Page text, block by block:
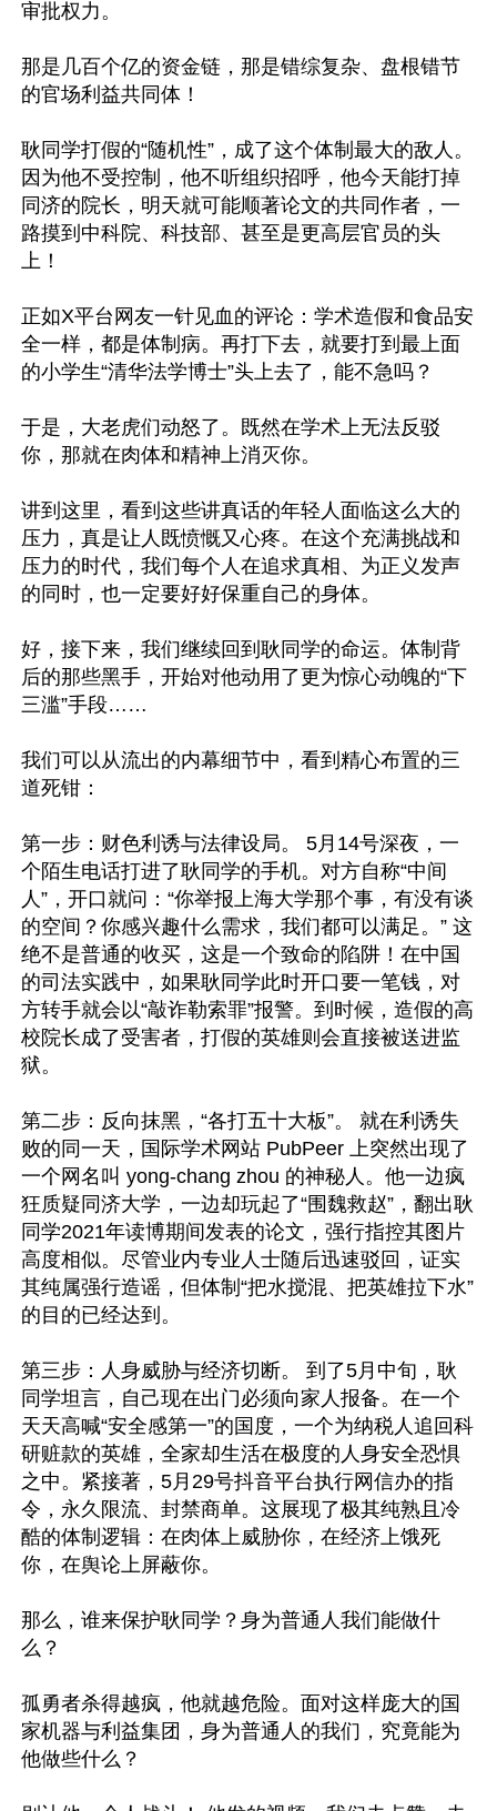
审批权力。
那是几百个亿的资金链，那是错综复杂、盘根错节
的官场利益共同体！
耿同学打假的“随机性”，成了这个体制最大的敌人。
因为他不受控制，他不听组织招呼，他今天能打掉
同济的院长，明天就可能顺著论文的共同作者，一
路摸到中科院、科技部、甚至是更高层官员的头
上！
正如X平台网友一针见血的评论：学术造假和食品安
全一样，都是体制病。再打下去，就要打到最上面
的小学生“清华法学博士”头上去了，能不急吗？
于是，大老虎们动怒了。既然在学术上无法反驳
你，那就在肉体和精神上消灭你。
讲到这里，看到这些讲真话的年轻人面临这么大的
压力，真是让人既愤慨又心疼。在这个充满挑战和
压力的时代，我们每个人在追求真相、为正义发声
的同时，也一定要好好保重自己的身体。
好，接下来，我们继续回到耿同学的命运。体制背
后的那些黑手，开始对他动用了更为惊心动魄的“下
三滥”手段……
我们可以从流出的内幕细节中，看到精心布置的三
道死钳：
第一步：财色利诱与法律设局。 5月14号深夜，一
个陌生电话打进了耿同学的手机。对方自称“中间
人”，开口就问：“你举报上海大学那个事，有没有谈
的空间？你感兴趣什么需求，我们都可以满足。” 这
绝不是普通的收买，这是一个致命的陷阱！在中国
的司法实践中，如果耿同学此时开口要一笔钱，对
方转手就会以“敲诈勒索罪”报警。到时候，造假的高
校院长成了受害者，打假的英雄则会直接被送进监
狱。
第二步：反向抹黑，“各打五十大板”。 就在利诱失
败的同一天，国际学术网站 PubPeer 上突然出现了
一个网名叫 yong-chang zhou 的神秘人。他一边疯
狂质疑同济大学，一边却玩起了“围魏救赵”，翻出耿
同学2021年读博期间发表的论文，强行指控其图片
高度相似。尽管业内专业人士随后迅速驳回，证实
其纯属强行造谣，但体制“把水搅混、把英雄拉下水”
的目的已经达到。
第三步：人身威胁与经济切断。 到了5月中旬，耿
同学坦言，自己现在出门必须向家人报备。在一个
天天高喊“安全感第一”的国度，一个为纳税人追回科
研赃款的英雄，全家却生活在极度的人身安全恐惧
之中。紧接著，5月29号抖音平台执行网信办的指
令，永久限流、封禁商单。这展现了极其纯熟且冷
酷的体制逻辑：在肉体上威胁你，在经济上饿死
你，在舆论上屏蔽你。
那么，谁来保护耿同学？身为普通人我们能做什
么？
孤勇者杀得越疯，他就越危险。面对这样庞大的国
家机器与利益集团，身为普通人的我们，究竟能为
他做些什么？